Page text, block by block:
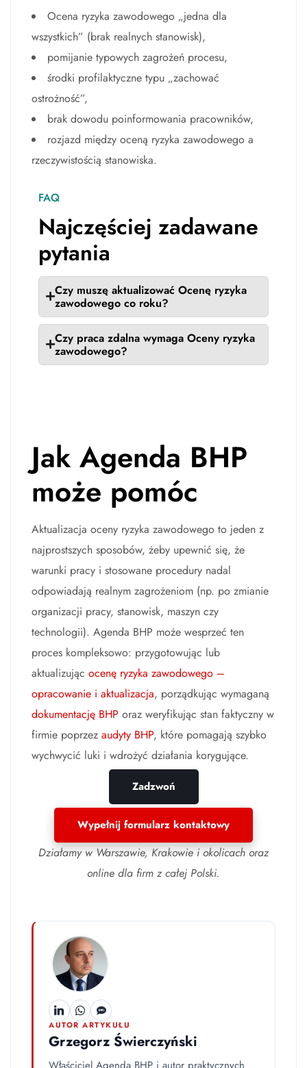
Ocena ryzyka zawodowego „jedna dla
wszystkich” (brak realnych stanowisk),
pomijanie typowych zagrożeń procesu,
środki profilaktyczne typu „zachować
ostrożność”,
brak dowodu poinformowania pracowników,
rozjazd między oceną ryzyka zawodowego a
rzeczywistością stanowiska.
FAQ
Najczęściej zadawane
pytania
Czy muszę aktualizować Ocenę ryzyka
zawodowego co roku?
Czy praca zdalna wymaga Oceny ryzyka
zawodowego?
Jak Agenda BHP
może pomóc
Aktualizacja oceny ryzyka zawodowego to jeden z
najprostszych sposobów, żeby upewnić się, że
warunki pracy i stosowane procedury nadal
odpowiadają realnym zagrożeniom (np. po zmianie
organizacji pracy, stanowisk, maszyn czy
technologii). Agenda BHP może wesprzeć ten
proces kompleksowo: przygotowując lub
aktualizując ocenę ryzyka zawodowego –
opracowanie i aktualizacja, porządkując wymaganą
dokumentację BHP oraz weryfikując stan faktyczny w
firmie poprzez audyty BHP, które pomagają szybko
wychwycić luki i wdrożyć działania korygujące.
Zadzwoń
Wypełnij formularz kontaktowy
Działamy w Warszawie, Krakowie i okolicach oraz
online dla firm z całej Polski.
AUTOR ARTYKUŁU
Grzegorz Świerczyński